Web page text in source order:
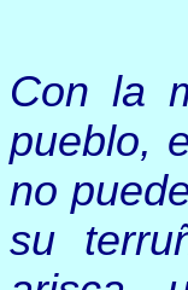
Con la
pueblo,
no
su